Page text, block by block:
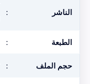
الناشر :
الطبعة :
حجم الملف :